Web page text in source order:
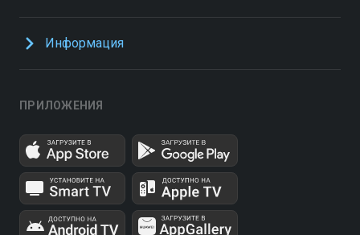
Информация
ПРИЛОЖЕНИЯ